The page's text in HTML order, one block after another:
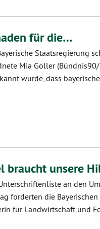
für die…
Staatsregierung
Mia Goller
wurde, dass
braucht unsere
an den
forderten die
für Landwirtschaft und